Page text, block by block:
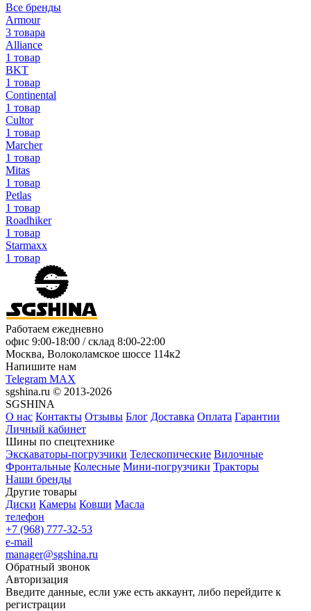
Все бренды
Armour
3 товара
Alliance
1 товар
BKT
1 товар
Continental
1 товар
Cultor
1 товар
Marcher
1 товар
Mitas
1 товар
Petlas
1 товар
Roadhiker
1 товар
Starmaxx
1 товар
Работаем ежедневно
офис 9:00-18:00 / склад 8:00-22:00
Москва, Волоколамское шоссе 114к2
Напишите нам
Telegram MAX
sgshina.ru © 2013-2026
SGSHINA
О нас Контакты Отзывы Блог Доставка Оплата Гарантии
Личный кабинет
Шины по спецтехнике
Экскаваторы-погрузчики Телескопические Вилочные
Фронтальные Колесные Мини-погрузчики Тракторы
Наши бренды
Другие товары
Диски Камеры Ковши Масла
телефон
+7 (968) 777-32-53
e-mail
manager@sgshina.ru
Обратный звонок
Авторизация
Введите данные, если уже есть аккаунт, либо перейдите к
регистрации